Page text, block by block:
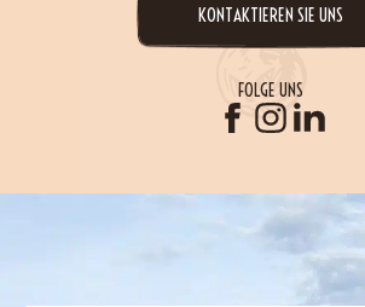
KONTAKTIEREN SIE UNS
FOLGE UNS